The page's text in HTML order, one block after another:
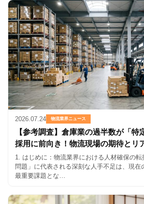
2026.07.24 物流業界ニュース
【参考調査】倉庫業の過半数が「特
採用に前向き！物流現場の期待とリ
1. はじめに：物流業界における人材確保の
問題」に代表される深刻な人手不足は、現在
最重要課題とな…